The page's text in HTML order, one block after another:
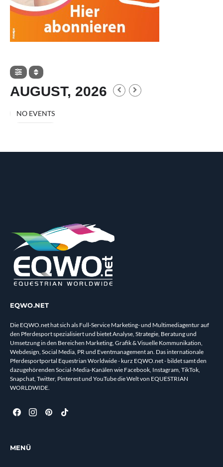
AUGUST, 2026
NO EVENTS
EQWO.NET
Die EQWO.net hat sich als Full-Service Marketing- und Multimediagentur auf
den Pferdesport spezialisiert und bietet Analyse, Strategie, Beratung und
Umsetzung in den Bereichen Marketing, Grafik & Visuelle Kommunikation,
Webdesign, Social Media, PR und Eventmanagement an. Das internationale
Pferdesportportal Equestrian Worldwide - kurz EQWO.net - bildet samt den
dazugehörenden Social-Media-Kanälen wie Facebook, Instagram, TikTok,
Snapchat, Twitter, Pinterest und YouTube die Welt von EQUESTRIAN
WORLDWIDE.
MENÜ